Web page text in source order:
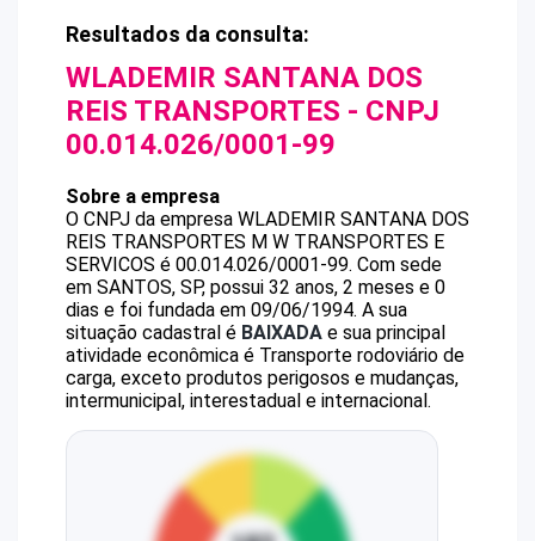
Resultados da consulta:
WLADEMIR SANTANA DOS
REIS TRANSPORTES - CNPJ
00.014.026/0001-99
Sobre a empresa
O CNPJ da empresa WLADEMIR SANTANA DOS
REIS TRANSPORTES M W TRANSPORTES E
SERVICOS é 00.014.026/0001-99. Com sede
em SANTOS, SP, possui 32 anos, 2 meses e 0
dias e foi fundada em 09/06/1994. A sua
situação cadastral é BAIXADA e sua principal
atividade econômica é Transporte rodoviário de
carga, exceto produtos perigosos e mudanças,
intermunicipal, interestadual e internacional.